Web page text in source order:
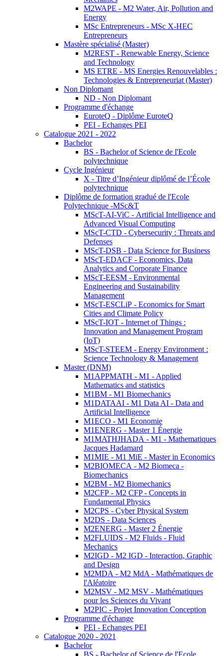
M2WAPE - M2 Water, Air, Pollution and
Energy
MSc Entrepreneurs - MSc X-HEC
Entrepreneurs
Mastère spécialisé (Master)
M2REST - Renewable Energy, Science
and Technology
MS ETRE - MS Energies Renouvelables :
Technologies & Entrepreneuriat (Master)
Non Diplomant
ND - Non Diplomant
Programme d'échange
EuroteQ - Diplôme EuroteQ
PEI - Echanges PEI
Catalogue 2021 - 2022
Bachelor
BS - Bachelor of Science de l'Ecole
polytechnique
Cycle Ingénieur
X - Titre d’Ingénieur diplômé de l’École
polytechnique
Diplôme de formation gradué de l'Ecole
Polytechnique -MSc&T
MScT-AI-ViC - Artificial Intelligence and
Advanced Visual Computing
MScT-CTD - Cybersecurity : Threats and
Defenses
MScT-DSB - Data Science for Business
MScT-EDACF - Economics, Data
Analytics and Corporate Finance
MScT-EESM - Environmental
Engineering and Sustainability
Management
MScT-ESCLiP - Economics for Smart
Cities and Climate Policy
MScT-IOT - Internet of Things :
Innovation and Management Program
(IoT)
MScT-STEEM - Energy Environment :
Science Technology & Management
Master (DNM)
M1APPMATH - M1 - Applied
Mathematics and statistics
M1BM - M1 Biomechanics
M1DATAAI - M1 Data AI - Data and
Artificial Intelligence
M1ECO - M1 Economie
M1ENERG - Master 1 Énergie
M1MATHJHADA - M1 - Mathematiques
Jacques Hadamard
M1MIE - M1 MiE - Master in Economics
M2BIOMECA - M2 Biomeca -
Biomechanics
M2BM - M2 Biomechanics
M2CFP - M2 CFP - Concepts in
Fundamental Physics
M2CPS - Cyber Physical System
M2DS - Data Sciences
M2ENERG - Master 2 Énergie
M2FLUIDS - M2 Fluids - Fluid
Mechanics
M2IGD - M2 IGD - Interaction, Graphic
and Design
M2MDA - M2 MdA - Mathématiques de
l'Aléatoire
M2MSV - M2 MSV - Mathématiques
pour les Sciences du Vivant
M2PIC - Projet Innovation Conception
Programme d'échange
PEI - Echanges PEI
Catalogue 2020 - 2021
Bachelor
BS - Bachelor of Science de l'Ecole